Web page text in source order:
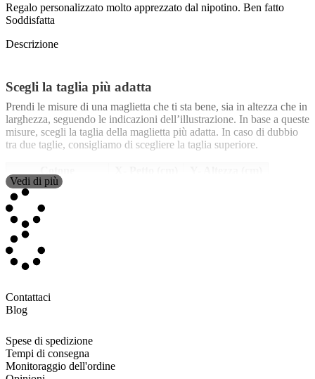
Regalo personalizzato molto apprezzato dal nipotino. Ben fatto
Soddisfatta
Descrizione
Scegli la taglia più adatta
Prendi le misure di una maglietta che ti sta bene, sia in altezza che in
larghezza, seguendo le indicazioni dell’illustrazione. In base a queste
misure, scegli la taglia della maglietta più adatta. In caso di dubbio
tra due taglie, consigliamo di scegliere la taglia superiore.
3/4
12/13
Poliestere
5/6
12/14
La misura del Petto (X)corrisponde alla larghezza tra le due ascelle.
Vedi di più
Contattaci
Blog
Spese di spedizione
Tempi di consegna
Monitoraggio dell'ordine